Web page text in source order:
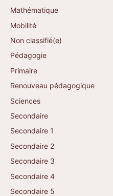
Mathématique
Mobilité
Non classifié(e)
Pédagogie
Primaire
Renouveau pédagogique
Sciences
Secondaire
Secondaire 1
Secondaire 2
Secondaire 3
Secondaire 4
Secondaire 5